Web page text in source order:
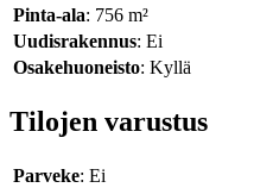
Pinta-ala: 756 m²
Uudisrakennus: Ei
Osakehuoneisto: Kyllä
Tilojen varustus
Parveke: Ei